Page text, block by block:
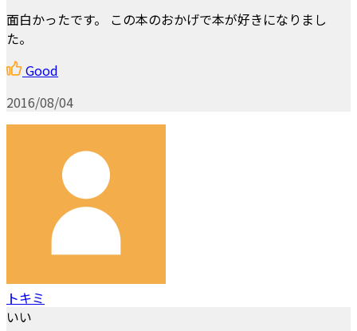
面白かったです。 この本のおかげで本が好きになりまし
た。
Good
2016/08/04
トキミ
いい